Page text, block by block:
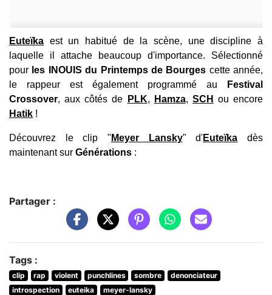
Euteïka est un habitué de la scène, une discipline à
laquelle il attache beaucoup d'importance. Sélectionné
pour les INOUIS du Printemps de Bourges cette année,
le rappeur est également programmé au
Festival
Crossover, aux côtés de PLK, Hamza, SCH ou encore
Hatik !
Découvrez le clip " Meyer Lansky" d'Euteïka dès
maintenant sur Générations :
Partager :
Tags :
clip rap violent punchlines sombre
denonciateur
introspection
euteika meyer-lansky